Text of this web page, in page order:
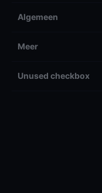
Algemeen
Meer
Unused checkbox